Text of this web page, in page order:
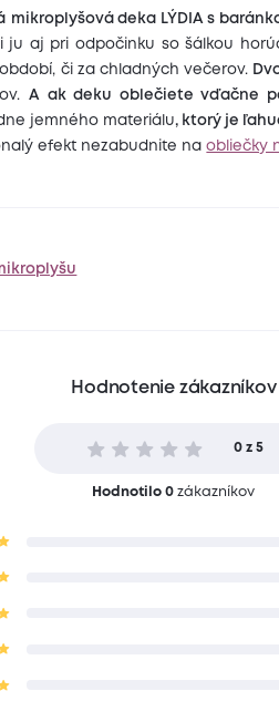
m ikroplyšová deka LÝDIA s
ju aj pri odpočinku so šálkou
či za chladných večerov.
A ak deku oblečiete vďačne
jemného materiálu, ktorý je
efekt nezabudnite naobliečky
Hodnotenie zákazníkov
0 z 5
Hodnotilo 0 zákazníkov